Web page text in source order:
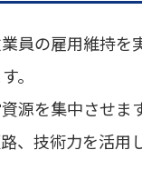
員の雇用維持を
。
源を集中させます
、技術力を活用